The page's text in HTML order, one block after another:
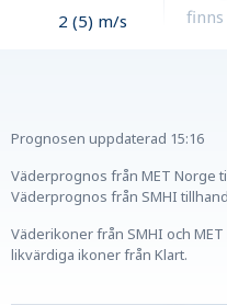
2 (5) m/s
Prognosen uppdaterad 15:16
Väderprognos från MET Norge
Väderprognos från SMHI
Väderikoner från SMHI och
likvärdiga ikoner från Klart.